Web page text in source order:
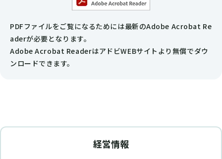
PDFファイルをご覧になるためには最新のAdobe Acrobat Re
aderが必要となります。
Adobe Acrobat ReaderはアドビWEBサイトより無償でダウ
ンロードできます。
経営情報